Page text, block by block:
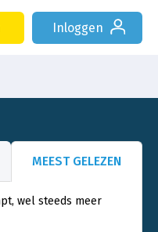
Inloggen
MEEST GELEZEN
wel steeds meer